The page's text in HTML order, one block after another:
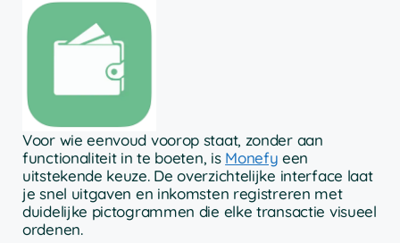
Voor wie eenvoud voorop staat, zonder aan
functionaliteit in te boeten, is Monefy een
uitstekende keuze. De overzichtelijke interface laat
je snel uitgaven en inkomsten registreren met
duidelijke pictogrammen die elke transactie visueel
ordenen.